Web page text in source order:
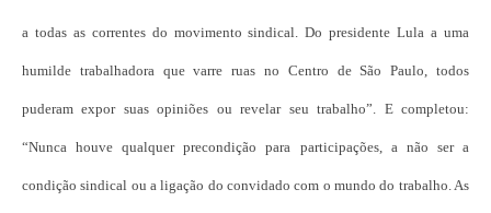
a todas as correntes do movimento sindical. Do presidente Lula a uma
humilde trabalhadora que varre ruas no Centro de São Paulo, todos
puderam expor suas opiniões ou revelar seu trabalho”. E completou:
“Nunca houve qualquer precondição para participações, a não ser a
condição sindical ou a ligação do convidado com o mundo do trabalho. As